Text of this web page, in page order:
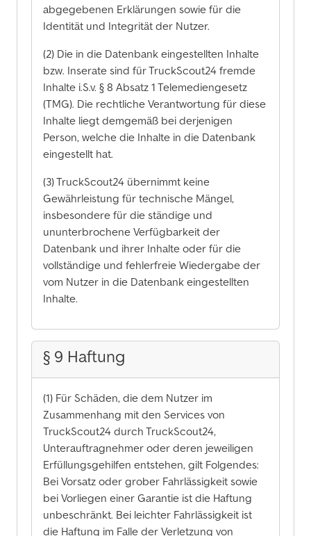
abgegebenen Erklärungen sowie für die
Identität und Integrität der Nutzer.
(2) Die in die Datenbank eingestellten Inhalte
bzw. Inserate sind für TruckScout24 fremde
Inhalte i.S.v. § 8 Absatz 1 Telemediengesetz
(TMG). Die rechtliche Verantwortung für diese
Inhalte liegt demgemäß bei derjenigen
Person, welche die Inhalte in die Datenbank
eingestellt hat.
(3) TruckScout24 übernimmt keine
Gewährleistung für technische Mängel,
insbesondere für die ständige und
ununterbrochene Verfügbarkeit der
Datenbank und ihrer Inhalte oder für die
vollständige und fehlerfreie Wiedergabe der
vom Nutzer in die Datenbank eingestellten
Inhalte.
§ 9 Haftung
(1) Für Schäden, die dem Nutzer im
Zusammenhang mit den Services von
TruckScout24 durch TruckScout24,
Unterauftragnehmer oder deren jeweiligen
Erfüllungsgehilfen entstehen, gilt Folgendes:
Bei Vorsatz oder grober Fahrlässigkeit sowie
bei Vorliegen einer Garantie ist die Haftung
unbeschränkt. Bei leichter Fahrlässigkeit ist
die Haftung im Falle der Verletzung von